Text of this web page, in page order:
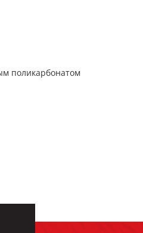
поликарбонатом